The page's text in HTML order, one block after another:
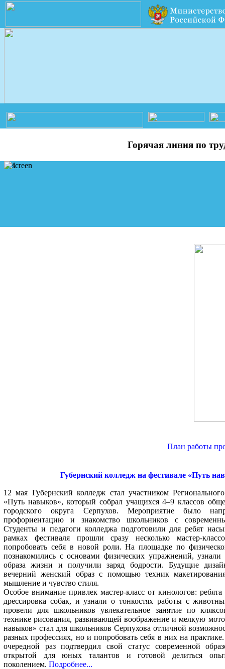
Горячая линия по
План работы
Губернский колледж на фестивале «Путь
12 мая Губернский колледж стал участником
«Путь навыков», который собрал учащихся 4–9 классов
городского округа Серпухов. Мероприятие было
профориентацию и знакомство школьников с
Студенты и педагоги колледжа подготовили для ребят
рамках фестиваля прошли сразу несколько мастер-
попробовать себя в новой роли. На площадке по
познакомились с основами физических упражнений,
образа жизни и получили заряд бодрости. Будущие
вечерний женский образ с помощью техник
мышление и чувство стиля.
Особое внимание привлек мастер-класс от кинологов:
дрессировка собак, и узнали о тонкостях работы с
провели для школьников увлекательное занятие по
технике рисования, развивающей воображение и мелкую
навыков» стал для школьников Серпухова отличной
разных профессиях, но и попробовать себя в них на
очередной раз подтвердил свой статус современной
открытой для юных талантов и готовой делиться
поколением. Подробнее...